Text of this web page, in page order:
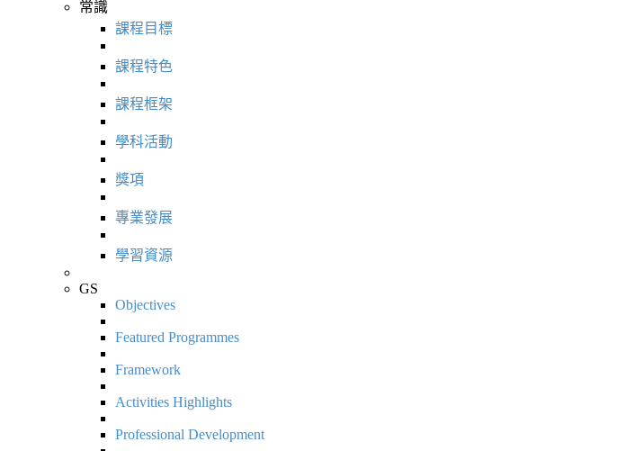
常識
課程目標
課程特色
課程框架
學科活動
獎項
專業發展
學習資源
GS
Objectives
Featured Programmes
Framework
Activities Highlights
Professional Development